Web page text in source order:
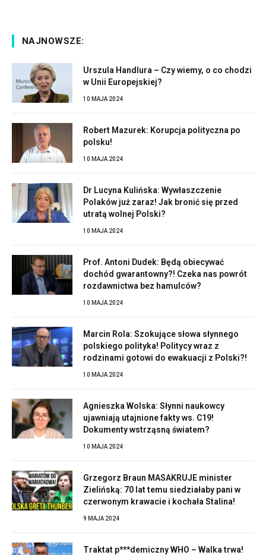
NAJNOWSZE:
Urszula Handlura – Czy wiemy, o co chodzi
w Unii Europejskiej?
10 MAJA 2024
Robert Mazurek: Korupcja polityczna po
polsku!
10 MAJA 2024
Dr Lucyna Kulińska: Wywłaszczenie
Polaków już zaraz! Jak bronić się przed
utratą wolnej Polski?
10 MAJA 2024
Prof. Antoni Dudek: Będą obiecywać
dochód gwarantowny?! Czeka nas powrót
rozdawnictwa bez hamulców?
10 MAJA 2024
Marcin Rola: Szokujące słowa słynnego
polskiego polityka! Politycy wraz z
rodzinami gotowi do ewakuacji z Polski?!
10 MAJA 2024
Agnieszka Wolska: Słynni naukowcy
ujawniają utajnione fakty ws. C19!
Dokumenty wstrząsną światem?
10 MAJA 2024
Grzegorz Braun MASAKRUJE minister
Zielińską: 70 lat temu siedziałaby pani w
czerwonym krawacie i kochała Stalina!
9 MAJA 2024
Traktat p***demiczny WHO – Walka trwa!